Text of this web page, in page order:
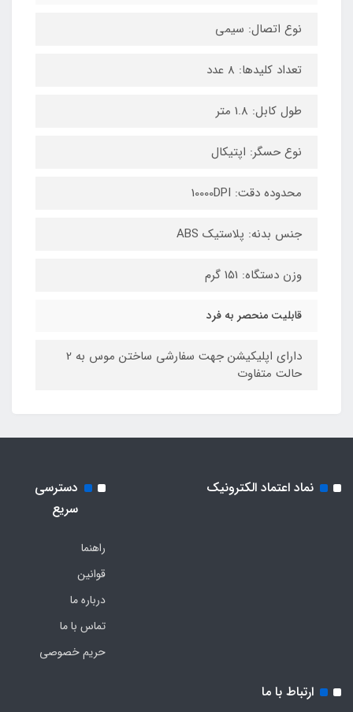
نوع اتصال: سیمی
تعداد کلیدها: 8 عدد
طول کابل: 1.8 متر
نوع حسگر: اپتیکال
محدوده دقت: 10000DPI
جنس بدنه: پلاستیک ABS
وزن دستگاه: 151 گرم
قابلیت منحصر به فرد
دارای اپلیکیشن جهت سفارشی ساختن موس به 2
حالت متفاوت
نماد اعتماد الکترونیک
دسترسی
سریع
راهنما
قوانین
درباره ما
تماس با ما
حریم خصوصی
ارتباط با ما